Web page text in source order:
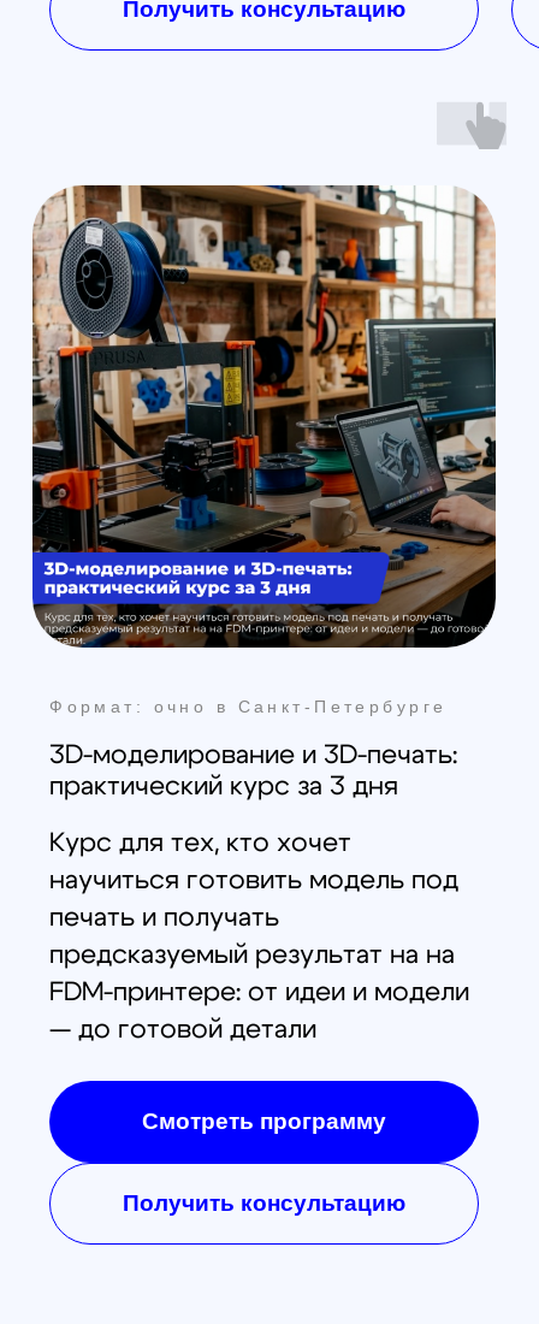
Остались вопросы?
Закажите обратный
звонок
Мы свяжемся с вами в самое
ближайшее время
Заказать звонок
Производство
+7 (499) 408-47-42
Санкт-Петербург
Москва
ОГРНИП 1325420500033571
Политика конфиденциальности
+7 (812) 648-47-42